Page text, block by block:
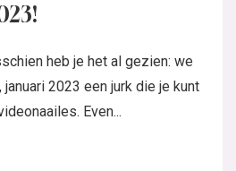
heb je het al gezien: we
2023 een jurk die je kunt
Even...